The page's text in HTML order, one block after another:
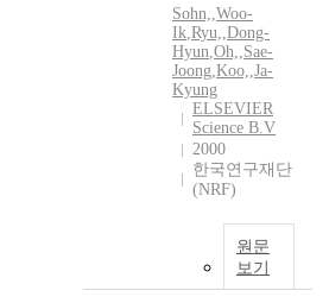
Sohn,,Woo-
Ik,Ryu,,Dong-
Hyun,Oh,,Sae-
Joong,Koo,,Ja-
Kyung
ELSEVIER
Science B.V
2000
한국연구재단
(NRF)
원문
보기